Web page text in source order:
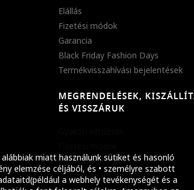
miatt használunk sütiket és hasonló
elemzése céljából, és • személyre szabott
a webhely tevékenységét és a
Elállás
Fizetési módok
Garancia
Black Friday Fashion Days
Termékvisszahívási bejelentések
MEGRENDELÉSEK,
ÉS VISSZÁRUK
Szállítási módok
Garanciális információ